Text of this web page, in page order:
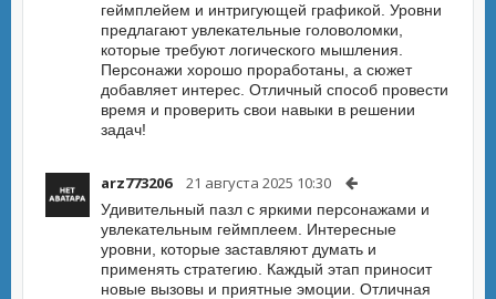
геймплейем и интригующей графикой. Уровни
предлагают увлекательные головоломки,
которые требуют логического мышления.
Персонажи хорошо проработаны, а сюжет
добавляет интерес. Отличный способ провести
время и проверить свои навыки в решении
задач!
arz773206 21 августа 2025 10:30
Удивительный пазл с яркими персонажами и
увлекательным геймплеем. Интересные
уровни, которые заставляют думать и
применять стратегию. Каждый этап приносит
новые вызовы и приятные эмоции. Отличная